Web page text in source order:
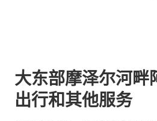
大东部摩泽尔河畔
出行和其他服务